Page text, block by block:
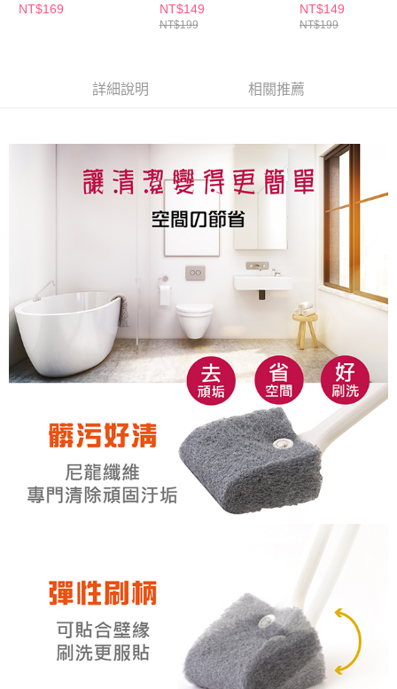
１．透過由恩沛科技股份有限公司提供之「AFTEE先享後付」服務完成之交
易，需依本服務之必要範圍內提供個人資料，並將交易相關給付款項請求債
３．未成年的使用者請事先徵得法定代理人或監護人之同意方可使用
時審查核予不同之上限額度；若仍有額度不足之情形，本公司將視審查結果
請求用戶進行身份認證。
５．嚴禁一人註冊多個帳號或使用他人資訊註冊。若發現惡意使用之情形，
恩沛科技股份有限公司將有權停止該用戶之使用額度並採取法律行動。
NT$169
NT$149
NT$199
NT$149
NT$199
詳細說明 相關推薦